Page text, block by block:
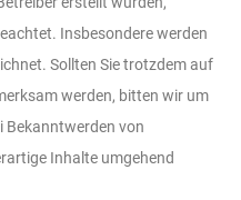
Insbesondere werden
Sollten Sie trotzdem auf
werden, bitten wir um
Bekanntwerden von
Inhalte umgehend